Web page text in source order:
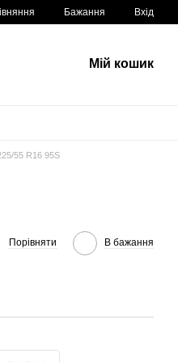
Бажання Вхід
Мій кошик
55 R16 95S
Порівняти В бажання